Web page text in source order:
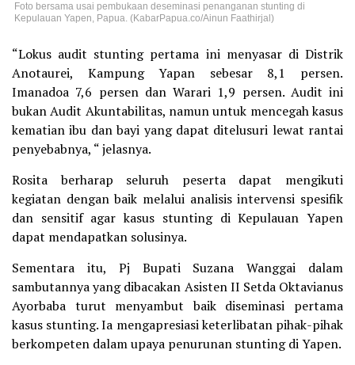
Foto bersama usai pembukaan deseminasi penanganan stunting di
Kepulauan Yapen, Papua. (KabarPapua.co/Ainun Faathirjal)
“Lokus audit stunting pertama ini menyasar di Distrik
Anotaurei, Kampung Yapan sebesar 8,1 persen.
Imanadoa 7,6 persen dan Warari 1,9 persen. Audit ini
bukan Audit Akuntabilitas, namun untuk mencegah kasus
kematian ibu dan bayi yang dapat ditelusuri lewat rantai
penyebabnya, “ jelasnya.
Rosita berharap seluruh peserta dapat mengikuti
kegiatan dengan baik melalui analisis intervensi spesifik
dan sensitif agar kasus stunting di Kepulauan Yapen
dapat mendapatkan solusinya.
Sementara itu, Pj Bupati Suzana Wanggai dalam
sambutannya yang dibacakan Asisten II Setda Oktavianus
Ayorbaba turut menyambut baik diseminasi pertama
kasus stunting. Ia mengapresiasi keterlibatan pihak-pihak
berkompeten dalam upaya penurunan stunting di Yapen.